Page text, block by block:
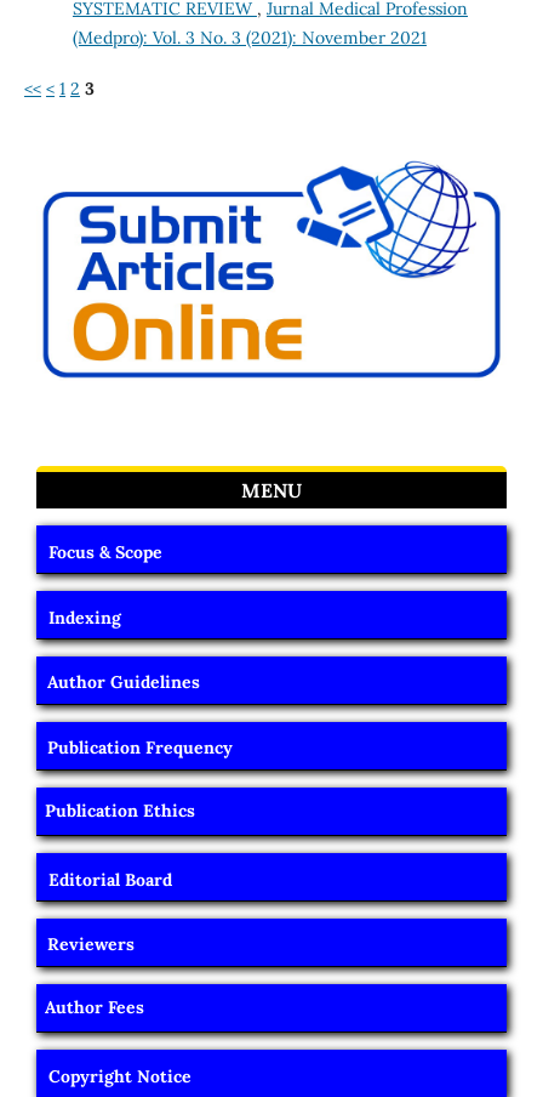
SYSTEMATIC REVIEW , Jurnal Medical Profession
(Medpro): Vol. 3 No. 3 (2021): November 2021
<< < 1 2 3
MENU
Focus & Scope
Indexing
Author Guidelines
Publication Frequency
Publication Ethics
Editorial Board
Reviewers
Author Fees
Copyright Notice